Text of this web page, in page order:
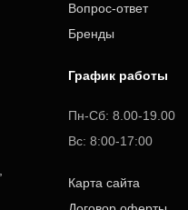
Вопрос-ответ
Бренды
График работы
Пн-Сб: 8.00-19.00
Вс: 8:00-17:00
Карта сайта